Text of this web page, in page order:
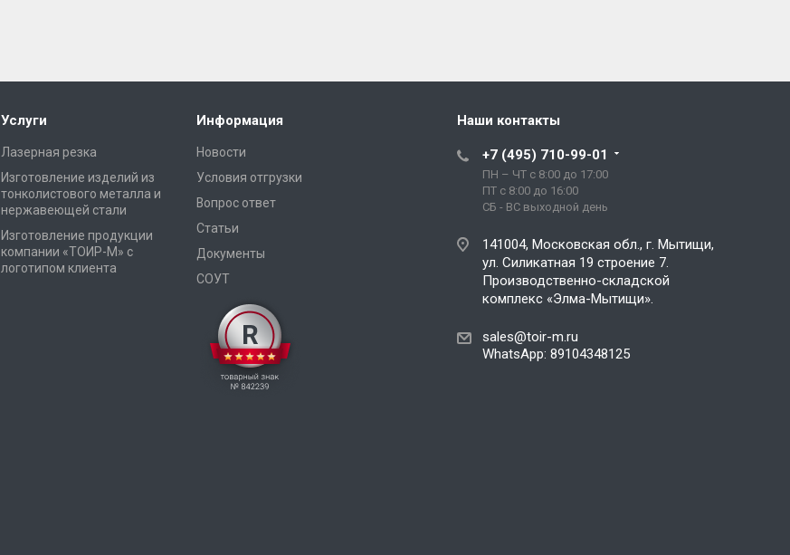
Услуги
Лазерная резка
Изготовление изделий из
тонколистового металла и
нержавеющей стали
Изготовление продукции
компании «ТОИР-М» с
логотипом клиента
Информация
Новости
Условия отгрузки
Вопрос ответ
Статьи
Документы
СОУТ
Наши контакты
+7 (495) 710-99-01
ПН – ЧТ с 8:00 до 17:00
ПТ с 8:00 до 16:00
СБ - ВС выходной день
141004, Московская обл., г. Мытищи,
ул. Силикатная 19 строение 7.
Производственно-складской
комплекс «Элма-Мытищи».
sales@toir-m.ru
WhatsApp: 89104348125